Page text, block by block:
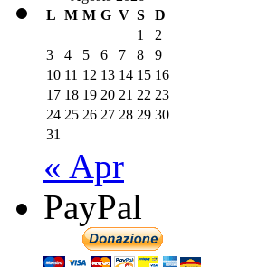
L M M G V S
D
1
2
3
4 5 6 7 8
9
10 11 12 13 14 15 16
17 18 19 20 21 22 23
24 25 26 27 28 29 30
31
« Apr
PayPal